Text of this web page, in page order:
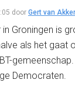
door Gert van
Groningen is
als het gaat
Democraten.